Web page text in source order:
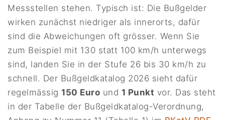
Messstellen stehen. Typisch ist: Die Bußgelder
wirken zunächst niedriger als innerorts, dafür
sind die Abweichungen oft grösser. Wenn Sie
zum Beispiel mit 130 statt 100 km/h unterwegs
sind, landen Sie in der Stufe 26 bis 30 km/h zu
schnell. Der Bußgeldkatalog 2026 sieht dafür
regelmässig150 Euro und 1 Punkt vor. Das steht
in der Tabelle der Bußgeldkatalog-Verordnung,